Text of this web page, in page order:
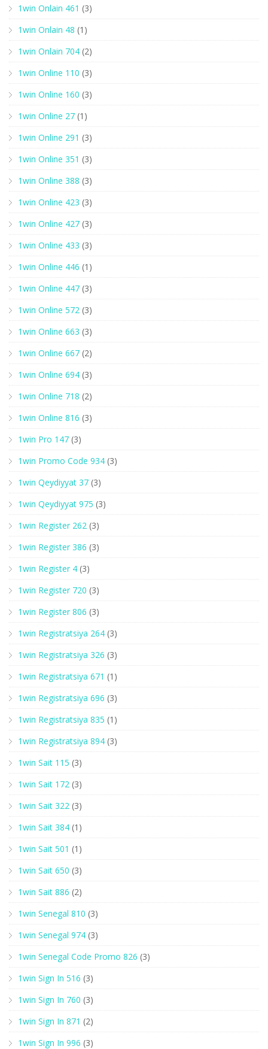
1win Onlain 461 (3)
1win Onlain 48 (1)
1win Onlain 704 (2)
1win Online 110 (3)
1win Online 160 (3)
1win Online 27 (1)
1win Online 291 (3)
1win Online 351 (3)
1win Online 388 (3)
1win Online 423 (3)
1win Online 427 (3)
1win Online 433 (3)
1win Online 446 (1)
1win Online 447 (3)
1win Online 572 (3)
1win Online 663 (3)
1win Online 667 (2)
1win Online 694 (3)
1win Online 718 (2)
1win Online 816 (3)
1win Pro 147 (3)
1win Promo Code 934 (3)
1win Qeydiyyat 37 (3)
1win Qeydiyyat 975 (3)
1win Register 262 (3)
1win Register 386 (3)
1win Register 4 (3)
1win Register 720 (3)
1win Register 806 (3)
1win Registratsiya 264 (3)
1win Registratsiya 326 (3)
1win Registratsiya 671 (1)
1win Registratsiya 696 (3)
1win Registratsiya 835 (1)
1win Registratsiya 894 (3)
1win Sait 115 (3)
1win Sait 172 (3)
1win Sait 322 (3)
1win Sait 384 (1)
1win Sait 501 (1)
1win Sait 650 (3)
1win Sait 886 (2)
1win Senegal 810 (3)
1win Senegal 974 (3)
1win Senegal Code Promo 826 (3)
1win Sign In 516 (3)
1win Sign In 760 (3)
1win Sign In 871 (2)
1win Sign In 996 (3)